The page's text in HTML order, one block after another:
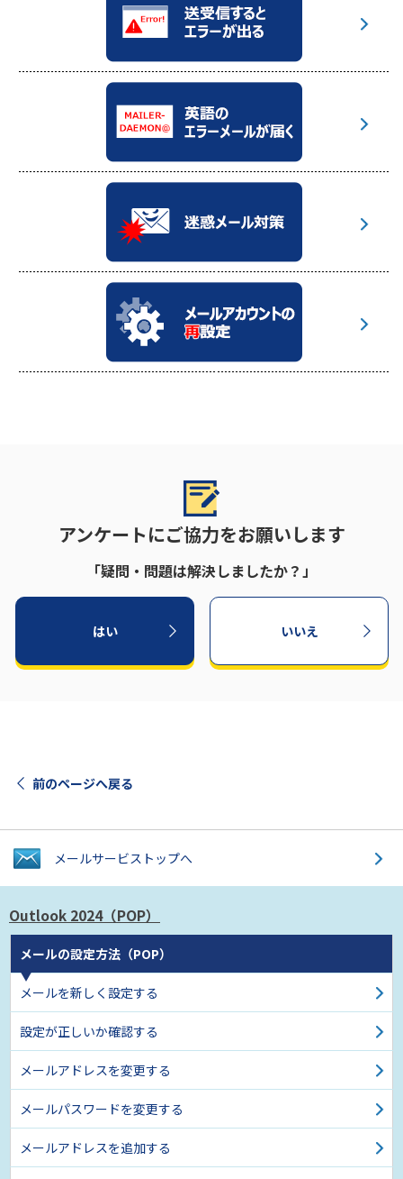
アンケートにご協力をお願いします
「疑問・問題は解決しましたか？」
はい いいえ
前のページへ戻る
メールサービス トップへ
Outlook 2024（POP）
メールの設定方法（POP）
メールを新しく設定する
設定が正しいか確認する
メールアドレスを変更する
メールパスワードを変更する
メールアドレスを追加する